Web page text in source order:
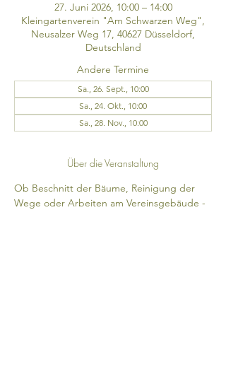
27. Juni 2026, 10:00 – 14:00
Kleingartenverein "Am Schwarzen Weg",
Neusalzer Weg 17, 40627 Düsseldorf,
Deutschland
Andere Termine
Sa., 26. Sept., 10:00
Sa., 24. Okt., 10:00
Sa., 28. Nov., 10:00
Über die Veranstaltung
Ob Beschnitt der Bäume, Reinigung der
Wege oder Arbeiten am Vereinsgebäude -